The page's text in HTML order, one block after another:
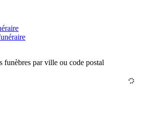
funèbres par ville ou code postal